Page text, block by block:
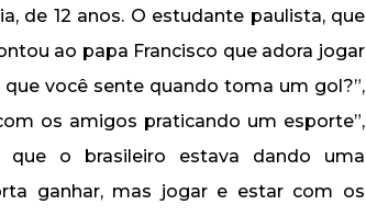
de 12 anos. O estudante paulista, que
ao papa Francisco que adora jogar
você sente quando toma um gol?”,
os amigos praticando um esporte”,
que o brasileiro estava dando uma
ganhar, mas jogar e estar com os